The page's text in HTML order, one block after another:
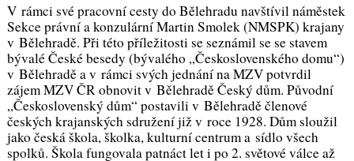
V rámci své pracovní cesty do Bělehradu navštívil náměstek
Sekce právní a konzulární Martin Smolek (NMSPK) krajany
v Bělehradě. Při této příležitosti se seznámil se se stavem
bývalé České besedy (bývalého „Československého domu“)
v Bělehradě a v rámci svých jednání na MZV potvrdil
zájem MZV ČR obnovit v Bělehradě Český dům. Původní
„Československý dům“ postavili v Bělehradě členové
českých krajanských sdružení již v roce 1928. Dům sloužil
jako česká škola, školka, kulturní centrum a sídlo všech
spolků. Škola fungovala patnáct let i po 2. světové válce až